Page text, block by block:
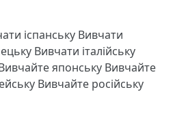
іспанську Вивчати
Вивчати італійську
японську Вивчайте
Вивчайте російську